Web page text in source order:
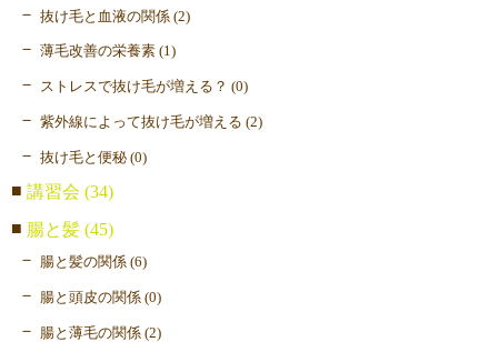
抜け毛と血液の関係 (2)
薄毛改善の栄養素 (1)
ストレスで抜け毛が増える？ (0)
紫外線によって抜け毛が増える (2)
抜け毛と便秘 (0)
講習会 (34)
腸と髪 (45)
腸と髪の関係 (6)
腸と頭皮の関係 (0)
腸と薄毛の関係 (2)